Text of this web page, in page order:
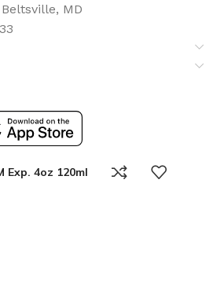
MD
Exp. 4oz 120ml